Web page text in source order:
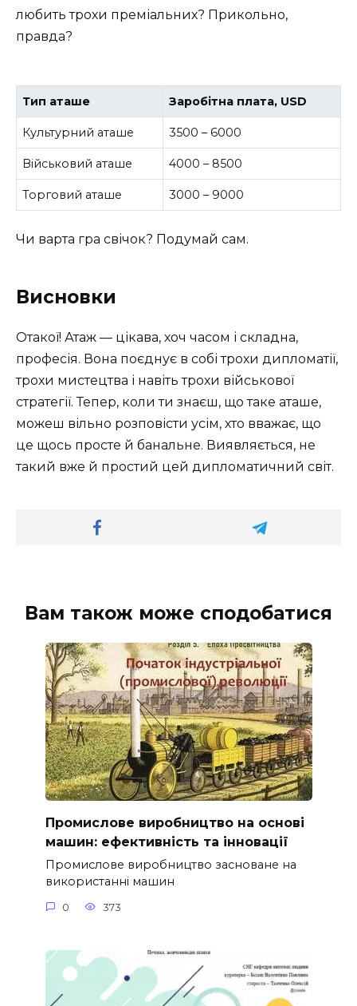
любить трохи преміальних? Прикольно,
правда?
Тип аташе Заробітна плата, USD
Культурний аташе 3500 – 6000
Військовий аташе 4000 – 8500
Торговий аташе 3000 – 9000
Чи варта гра свічок? Подумай сам.
Висновки
Отакої! Атаж — цікава, хоч часом і складна,
професія. Вона поєднує в собі трохи дипломатії,
трохи мистецтва і навіть трохи військової
стратегії. Тепер, коли ти знаєш, що таке аташе,
можеш вільно розповісти усім, хто вважає, що
це щось просте й банальне. Виявляється, не
такий вже й простий цей дипломатичний світ.
Вам також може сподобатися
Промислове виробництво на основі
машин: ефективність та інновації
Промислове виробництво засноване на
використанні машин
0 373